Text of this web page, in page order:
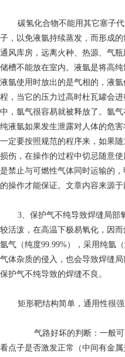
碳氢化合物不能用其它塞子
子，以免液氩持续蒸发，而形成
通风库房，远离火种、热源、气
储槽不能放在室内。液氩是将高
液氩使用时放出的是气相的，液
程，当它的压力过高时杜瓦罐会
中，氩气很容易就被释放了。氩
纯液氩如果发生泄露对人体的危
一定要按照规范的程序来，如果
损伤，在操作的过程中切忌随意
是禁止与可燃性气体同时运输的
的操作才能保证。文章内容来源
3、保护气不纯导致焊缝局部
较活泼，在高温下极易氧化，因
氩气（纯度99.99%），采用纯氩
气体杂质的侵入，也会导致焊缝
保护气不纯导致的焊缝不良。
矩形靶结构简单，通用性很强
气路好坏的判断：一般
看点子是否激发正常（中间有金